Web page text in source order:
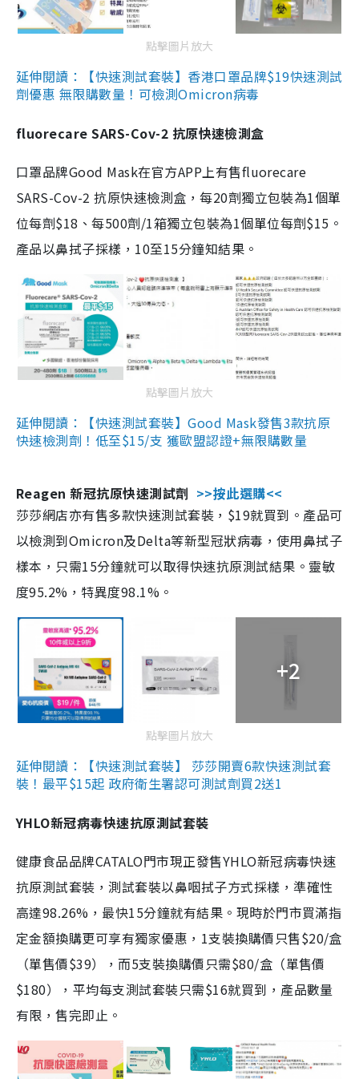
點擊圖片放大
延伸閱讀：【快速測試套裝】香港口罩品牌$19快速測試
劑優惠 無限購數量！可檢測Omicron病毒
fluorecare SARS-Cov-2 抗原快速檢測盒
口罩品牌Good Mask在官方APP上有售fluorecare
SARS-Cov-2 抗原快速檢測盒，每20劑獨立包裝為1個單
位每劑$18、每500劑/1箱獨立包裝為1個單位每劑$15。
產品以鼻拭子採樣，10至15分鐘知結果。
點擊圖片放大
延伸閱讀：【快速測試套裝】Good Mask發售3款抗原
快速檢測劑！低至$15/支 獲歐盟認證+無限購數量
Reagen 新冠抗原快速測試劑 >>按此選購<<
莎莎網店亦有售多款快速測試套裝，$19就買到。產品可
以檢測到Omicron及Delta等新型冠狀病毒，使用鼻拭子
樣本，只需15分鐘就可以取得快速抗原測試結果。靈敏
度95.2%，特異度98.1%。
+2
點擊圖片放大
延伸閱讀：【快速測試套裝】 莎莎開賣6款快速測試套
裝！最平$15起 政府衛生署認可測試劑買2送1
YHLO新冠病毒快速抗原測試套裝
健康食品品牌CATALO門市現正發售YHLO新冠病毒快速
抗原測試套裝，測試套裝以鼻咽拭子方式採樣，準確性
高達98.26%，最快15分鐘就有結果。現時於門市買滿指
定金額換購更可享有獨家優惠，1支裝換購價只售$20/盒
（單售價$39），而5支裝換購價只需$80/盒（單售價
$180），平均每支測試套裝只需$16就買到，產品數量
有限，售完即止。